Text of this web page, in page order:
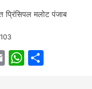
प्रिंसिपल मलोट पंजाब
103
EmailWhatsApp